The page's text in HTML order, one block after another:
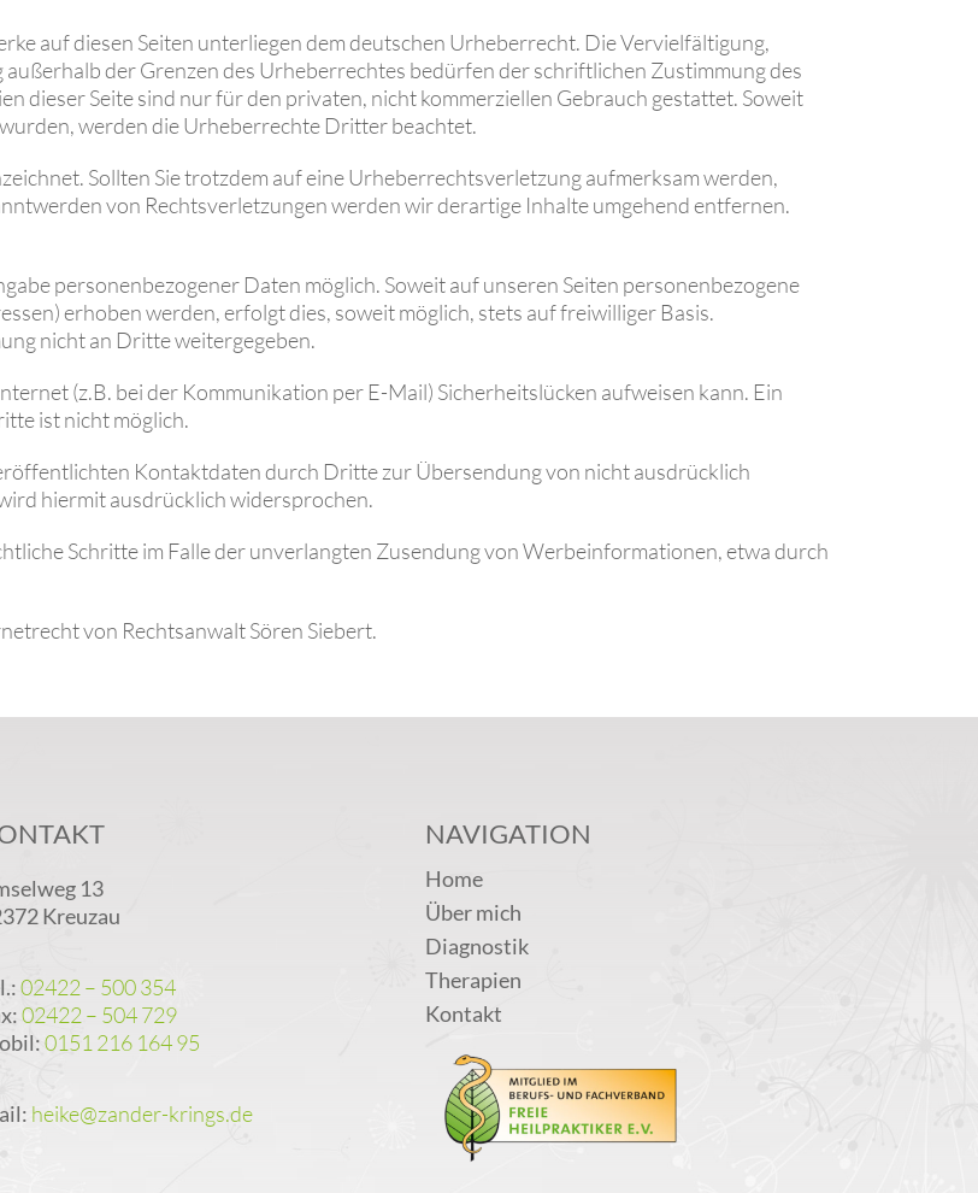
auf diesen Seiten unterliegen dem deutschen Urheberrecht. Die Vervielfältigung,
der Grenzen des Urheberrechtes bedürfen der schriftlichen Zustimmung des
dieser Seite sind nur für den privaten, nicht kommerziellen Gebrauch gestattet. Soweit
werden die Urheberrechte Dritter beachtet.
Sollten Sie trotzdem auf eine Urheberrechtsverletzung aufmerksam werden,
von Rechtsverletzungen werden wir derartige Inhalte umgehend entfernen.
personenbezogener Daten möglich. Soweit auf unseren Seiten personenbezogene
erhoben werden, erfolgt dies, soweit möglich, stets auf freiwilliger Basis.
nicht an Dritte weitergegeben.
(z.B. bei der Kommunikation per E-Mail) Sicherheitslücken aufweisen kann. Ein
ist nicht möglich.
Kontaktdaten durch Dritte zur Übersendung von nicht ausdrücklich
hiermit ausdrücklich widersprochen.
Schritte im Falle der unverlangten Zusendung von Werbeinformationen, etwa durch
von Rechtsanwalt Sören Siebert.
13
Kreuzau
02422 – 500 354
02422 – 504 729
0151 216 164 95
heike@zander-krings.de
NAVIGATION
Home
Über mich
Diagnostik
Therapien
Kontakt